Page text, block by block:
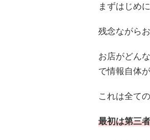
まずはじめ
残念ながら
お店がどん
で情報自体
これは全て
最初は第三